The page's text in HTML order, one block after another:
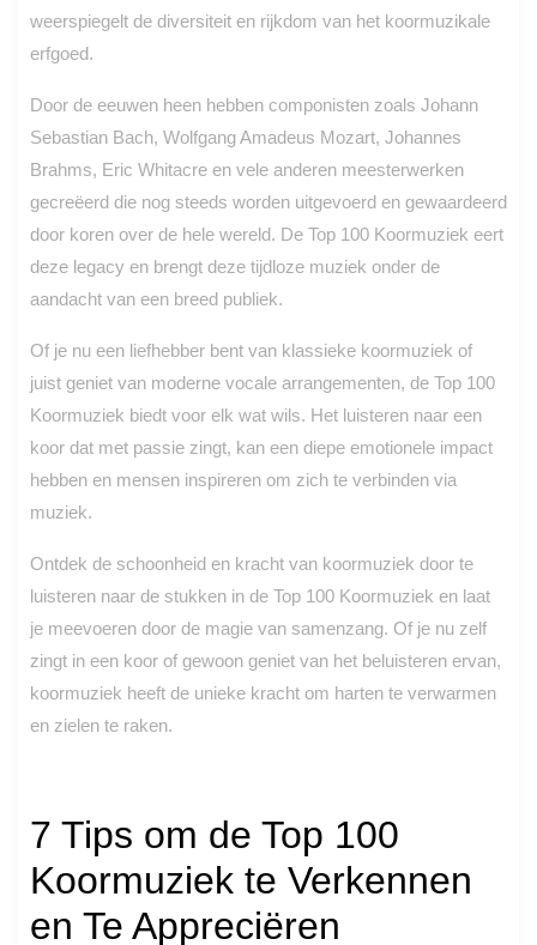
weerspiegelt de diversiteit en rijkdom van het koormuzikale
erfgoed.
Door de eeuwen heen hebben componisten zoals Johann
Sebastian Bach, Wolfgang Amadeus Mozart, Johannes
Brahms, Eric Whitacre en vele anderen meesterwerken
gecreëerd die nog steeds worden uitgevoerd en gewaardeerd
door koren over de hele wereld. De Top 100 Koormuziek eert
deze legacy en brengt deze tijdloze muziek onder de
aandacht van een breed publiek.
Of je nu een liefhebber bent van klassieke koormuziek of
juist geniet van moderne vocale arrangementen, de Top 100
Koormuziek biedt voor elk wat wils. Het luisteren naar een
koor dat met passie zingt, kan een diepe emotionele impact
hebben en mensen inspireren om zich te verbinden via
muziek.
Ontdek de schoonheid en kracht van koormuziek door te
luisteren naar de stukken in de Top 100 Koormuziek en laat
je meevoeren door de magie van samenzang. Of je nu zelf
zingt in een koor of gewoon geniet van het beluisteren ervan,
koormuziek heeft de unieke kracht om harten te verwarmen
en zielen te raken.
7 Tips om de Top 100
Koormuziek te Verkennen
en Te Appreciëren